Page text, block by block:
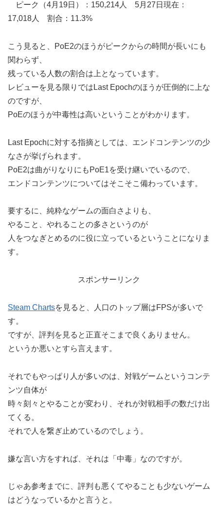
ピーク（4月19日）：150,214人 5月27日現在：
17,018人 割合：11.3%
こう見ると、PoE2のほうがピークからの時間が長いにも
関わらず、
残っている人数の割合は上となっています。
レビューを見る限りではLast Epochのほうが圧倒的に上な
のですが、
PoEのほうが中毒性は高いということがわかります。
Last Epochに対する指摘としては、エンドコンテンツの少
なさが挙げられます。
PoE2は曲がりなりにもPoE1を受け継いでいるので、
エンドコンテンツについてはそこそこ備わっています。
要するに、純粋なゲームの面白さよりも、
やること、やれることの多さというのが
人をつなぎとめるのに役に立っているということになりま
す。
スポンサーリンク
Steam Chartsを見ると、人口のトップ層はFPSが多いで
す。
ですが、評判を見ると正直そこまで良くありません。
というか悪いとすら言えます。
それでもやっぱり人が多いのは、対戦ゲームというコンテ
ンツ自体が
時々刻々とやることが変わり、それが対戦相手の数だけ出
てくる。
それで人を繋ぎ止めているのでしょう。
嫌な言い方をすれば、それは「中毒」なのですが。
じゃあ参考までに、評判も悪くてやることも少ないゲーム
はどうなっているかと言うと。